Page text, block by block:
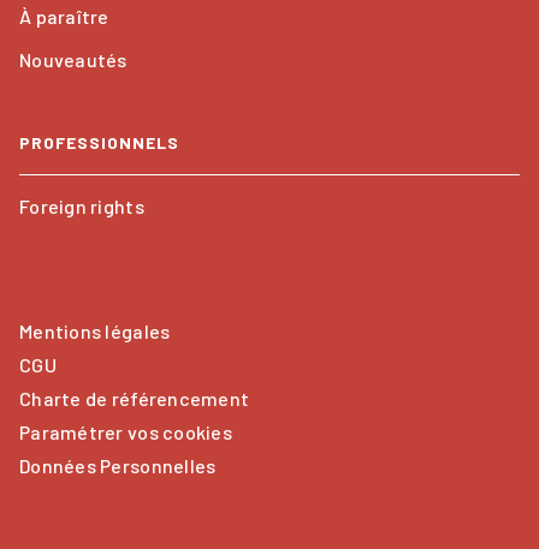
À paraître
Nouveautés
PROFESSIONNELS
Foreign rights
Mentions légales
CGU
Charte de référencement
Paramétrer vos cookies
Données Personnelles